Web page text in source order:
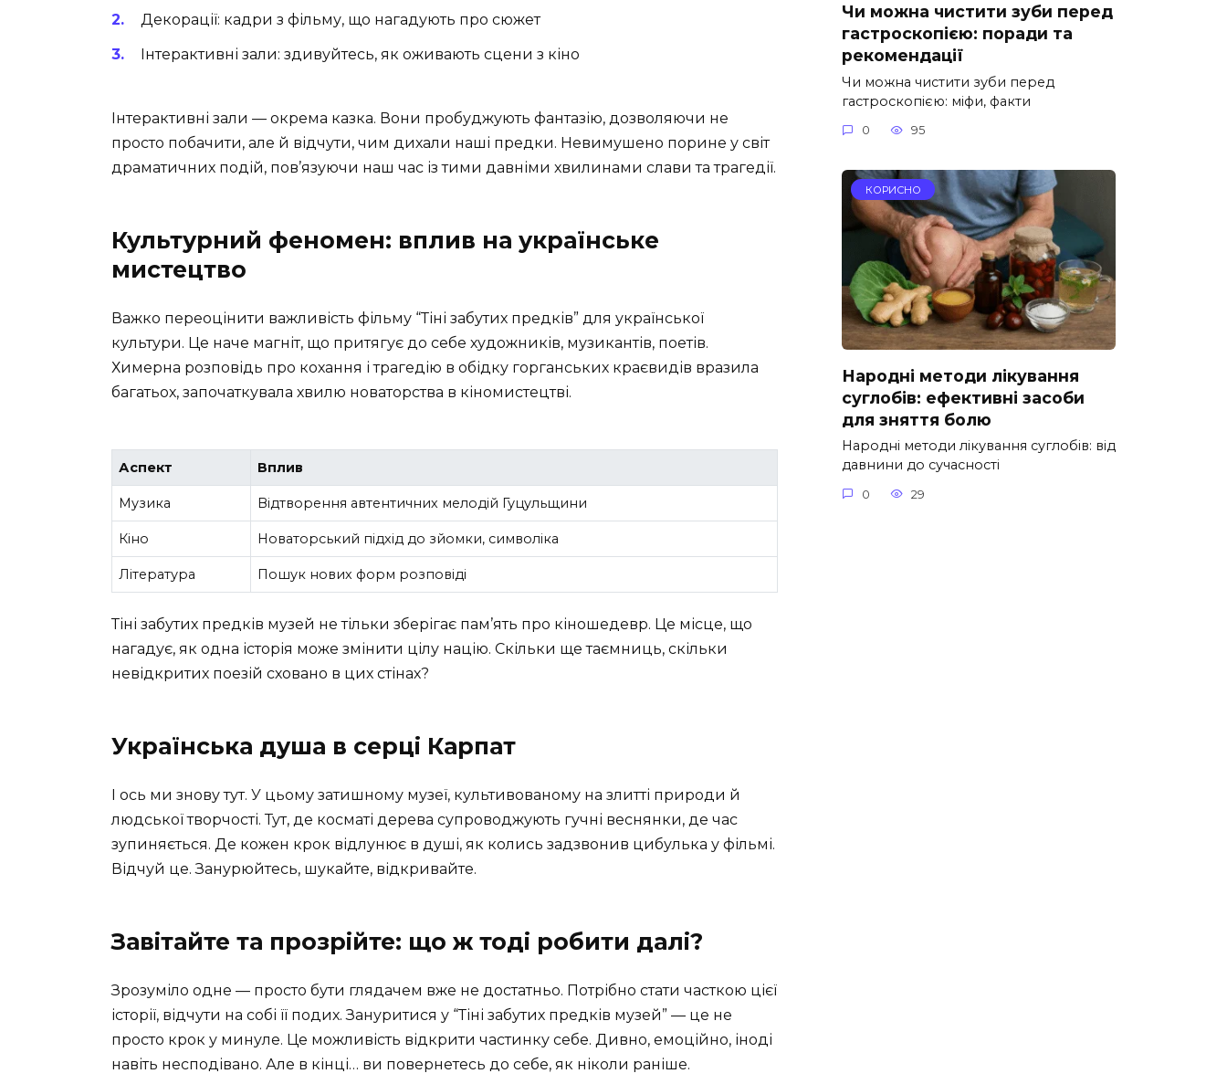
Декорації: кадри з фільму, що нагадують про сюжет
Інтерактивні зали: здивуйтесь, як оживають сцени з кіно
Інтерактивні зали — окрема казка. Вони пробуджують фантазію, дозволяючи не
просто побачити, але й відчути, чим дихали наші предки. Невимушено порине у світ
драматичних подій, пов’язуючи наш час із тими давніми хвилинами слави та трагедії.
Культурний феномен: вплив на українське
мистецтво
Важко переоцінити важливість фільму “Тіні забутих предків” для української
культури. Це наче магніт, що притягує до себе художників, музикантів, поетів.
Химерна розповідь про кохання і трагедію в обідку горганських краєвидів вразила
багатьох, започаткувала хвилю новаторства в кіномистецтві.
Аспект Вплив
Музика Відтворення автентичних мелодій Гуцульщини
Кіно Новаторський підхід до зйомки, символіка
Література Пошук нових форм розповіді
Тіні забутих предків музей не тільки зберігає пам’ять про кіношедевр. Це місце, що
нагадує, як одна історія може змінити цілу націю. Скільки ще таємниць, скільки
невідкритих поезій сховано в цих стінах?
Українська душа в серці Карпат
І ось ми знову тут. У цьому затишному музеї, культивованому на злитті природи й
людської творчості. Тут, де косматі дерева супроводжують гучні веснянки, де час
зупиняється. Де кожен крок відлунює в душі, як колись задзвонив цибулька у фільмі.
Відчуй це. Занурюйтесь, шукайте, відкривайте.
Завітайте та прозрійте: що ж тоді робити далі?
Зрозуміло одне — просто бути глядачем вже не достатньо. Потрібно стати часткою цієї
історії, відчути на собі її подих. Зануритися у “Тіні забутих предків музей” — це не
просто крок у минуле. Це можливість відкрити частинку себе. Дивно, емоційно, іноді
навіть несподівано. Але в кінці… ви повернетесь до себе, як ніколи раніше.
Чи можна чистити зуби перед
гастроскопією: поради та
рекомендації
Чи можна чистити зуби перед
гастроскопією: міфи, факти
0 95
КОРИСНО
Народні методи лікування
суглобів: ефективні засоби
для зняття болю
Народні методи лікування суглобів: від
давнини до сучасності
0 29